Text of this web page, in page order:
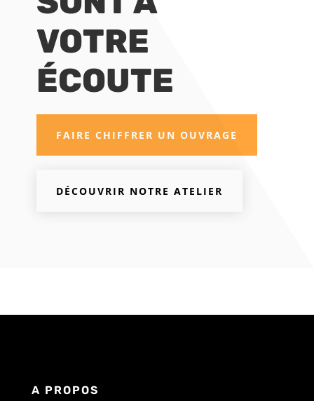
VOTRE
ÉCOUTE
FAIRE CHIFFRER UN OUVRAGE
DÉCOUVRIR NOTRE ATELIER
A PROPOS